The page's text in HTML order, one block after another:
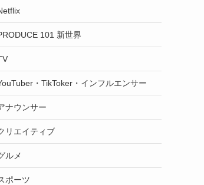
101 新世界
・TikToker・インフルエンサー
ナウンサー
リエイティブ
ルメ
ポーツ